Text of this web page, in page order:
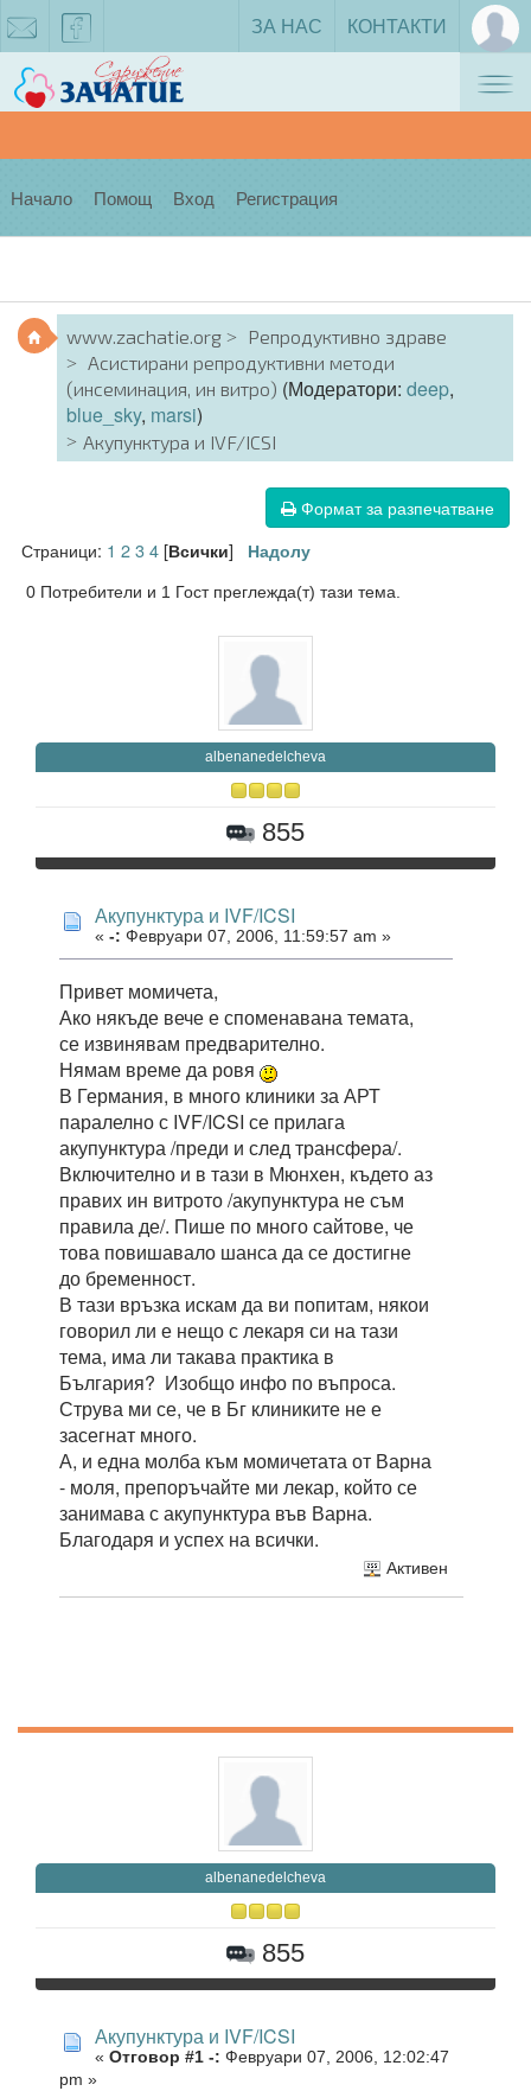
facebook
ЗА НАС КОНТАКТИ
Начало Помощ Вход Регистрация
www.zachatie.org
Репродуктивно здраве
Асистирани репродуктивни методи
(инсеминация, ин витро) (Модератори: deep,
blue_sky, marsi)
Акупунктура и IVF/ICSI
Формат за разпечатване
Страници: 1 234[Всички] Надолу
0 Потребители и 1 Гост преглежда(т) тази тема.
albenanedelcheva
855
Акупунктура и IVF/ICSI
« -: Февруари 07, 2006, 11:59:57 am »
Привет момичета,
Ако някъде вече е споменавана темата,
се извинявам предварително.
Нямам време да ровя
В Германия, в много клиники за АРТ
паралелно с IVF/ICSI се прилага
акупунктура /преди и след трансфера/.
Включително и в тази в Мюнхен, където аз
правих ин витрото /акупунктура не съм
правила де/. Пише по много сайтове, че
това повишавало шанса да се достигне
до бременност.
В тази връзка искам да ви попитам, някои
говорил ли е нещо с лекаря си на тази
тема, има ли такава практика в
България? Изобщо инфо по въпроса.
Струва ми се, че в Бг клиниките не е
засегнат много.
А, и една молба към момичетата от Варна
- моля, препоръчайте ми лекар, който се
занимава с акупунктура във Варна.
Благодаря и успех на всички.
Активен
albenanedelcheva
855
Акупунктура и IVF/ICSI
« Отговор #1 -: Февруари 07, 2006, 12:02:47
pm »